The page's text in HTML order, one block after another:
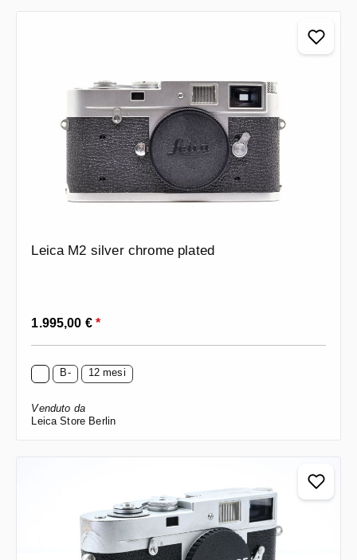
Leica M2 silver chrome plated
Prezzo normale:
1.995,00 €*
B- 12 mesi
Venduto da
Leica Store Berlin